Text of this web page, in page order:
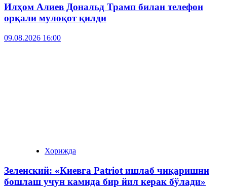
Илҳом Алиев Дональд Трамп билан телефон
орқали мулоқот қилди
09.08.2026 16:00
Хорижда
Зеленский: «Киевга Patriot ишлаб чиқаришни
бошлаш учун камида бир йил керак бўлади»